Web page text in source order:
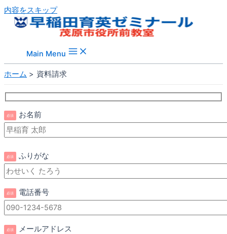
内容をスキップ
Main Menu
ホーム 資料請求
必須 お名前
必須 ふりがな
必須 電話番号
必須 メールアドレス